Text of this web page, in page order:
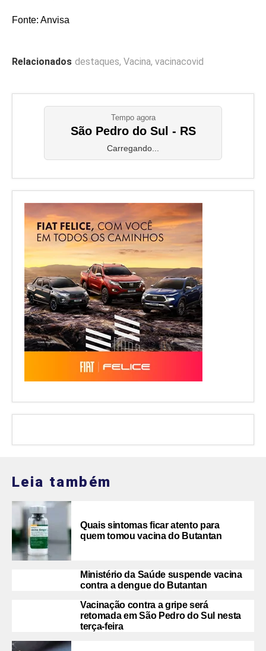
Fonte: Anvisa
Relacionados destaques, Vacina, vacinacovid
Tempo agora
São Pedro do Sul - RS
Carregando...
Leia também
Quais sintomas ficar atento para
quem tomou vacina do Butantan
Ministério da Saúde suspende vacina
contra a dengue do Butantan
Vacinação contra a gripe será
retomada em São Pedro do Sul nesta
terça-feira